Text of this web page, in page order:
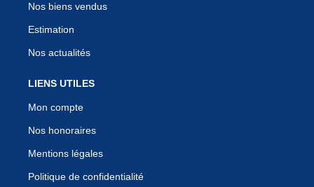
Nos biens vendus
Estimation
Nos actualités
LIENS UTILES
Mon compte
Nos honoraires
Mentions légales
Politique de confidentialité